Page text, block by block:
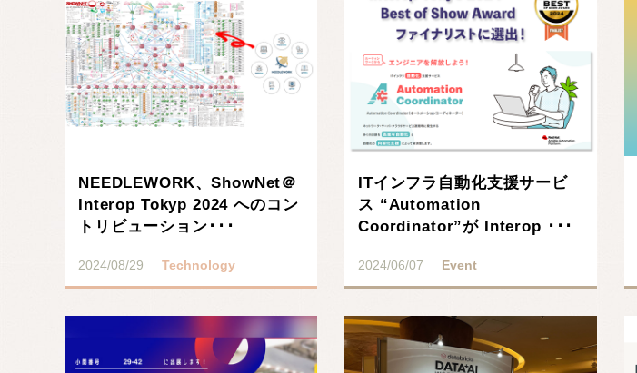
NEEDLEWORK、ShowNet＠
Interop Tokyp 2024 へのコン
トリビューション･･･
2024/08/29 Technology
ITインフラ自動化支援サービ
ス “Automation
Coordinator”が Interop ･･･
2024/06/07 Event